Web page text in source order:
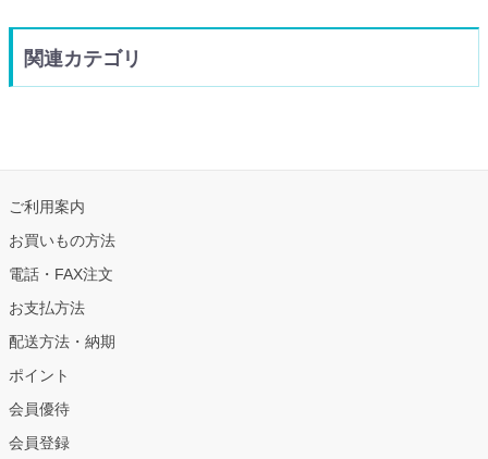
関連カテゴリ
ご利用案内
お買いもの方法
電話・FAX注文
お支払方法
配送方法・納期
ポイント
会員優待
会員登録